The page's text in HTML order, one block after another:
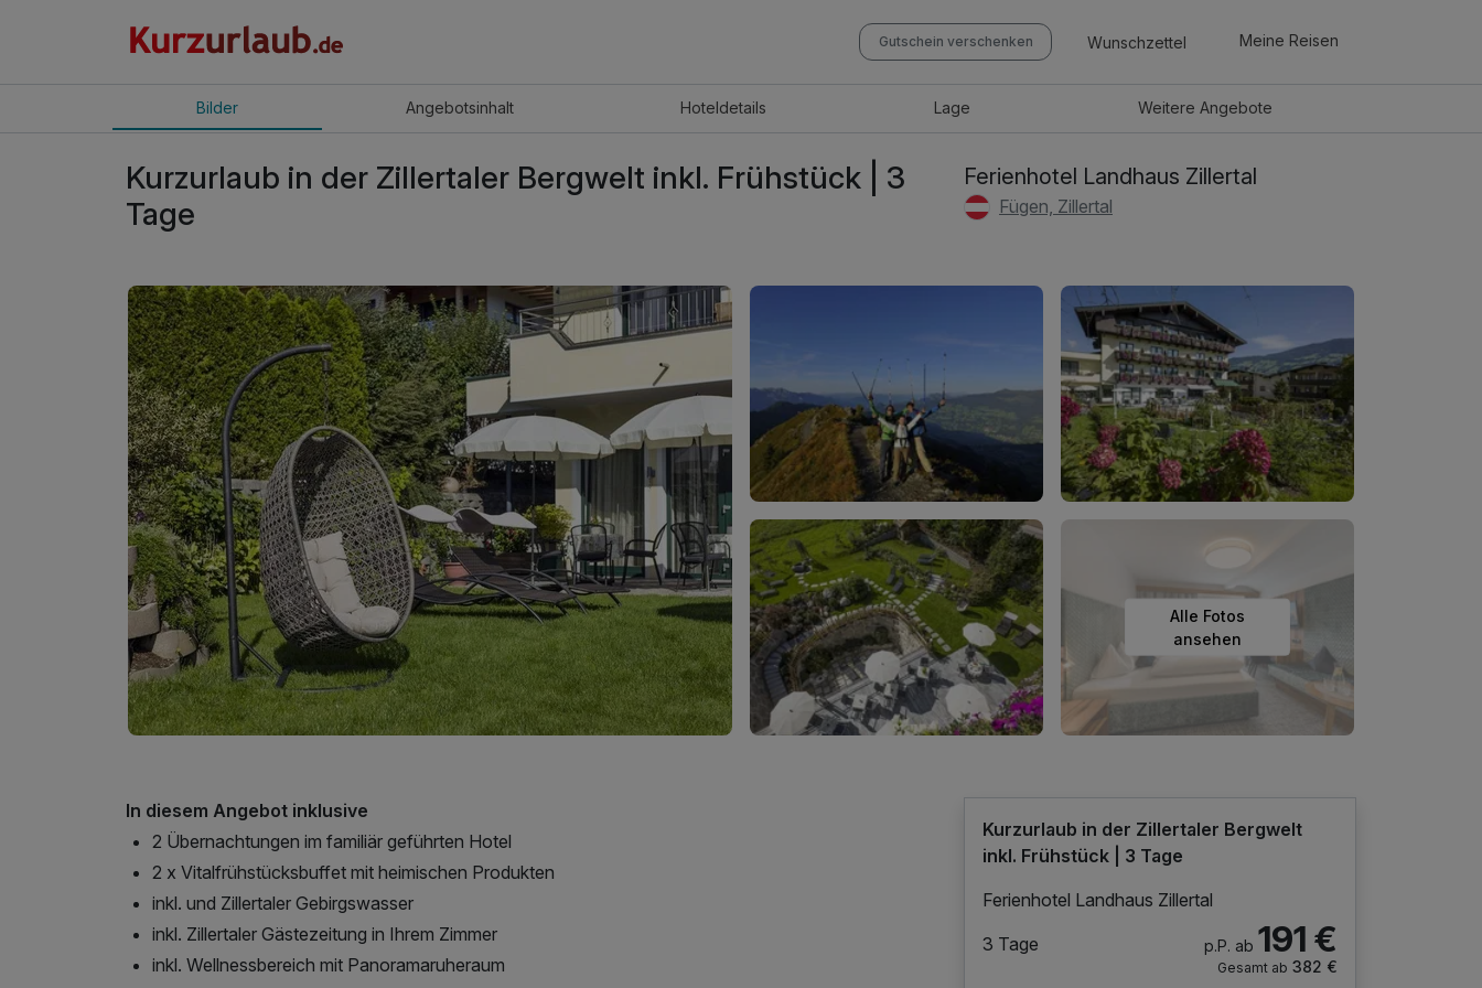
Gutschein verschenken Wunschzettel Meine Reisen
Bilder Angebotsinhalt Hoteldetails Lage WeitereAngebote
Kurzurlaub in der Zillertaler Bergwelt inkl. Frühstück | 3
Tage
Ferienhotel Landhaus Zillertal
Fügen, Zillertal
Alle Fotos
ansehen
In diesem Angebot inklusive
2 Übernachtungen im familiär geführten Hotel
2 x Vitalfrühstücksbuffet mit heimischen Produkten
inkl. und Zillertaler Gebirgswasser
inkl. Zillertaler Gästezeitung in Ihrem Zimmer
inkl. Wellnessbereich mit Panoramaruheraum
Kurzurlaub in der Zillertaler Bergwelt
inkl. Frühstück | 3 Tage
Ferienhotel Landhaus Zillertal
3 Tage
p.P. ab 191 €
Gesamt ab 382 €